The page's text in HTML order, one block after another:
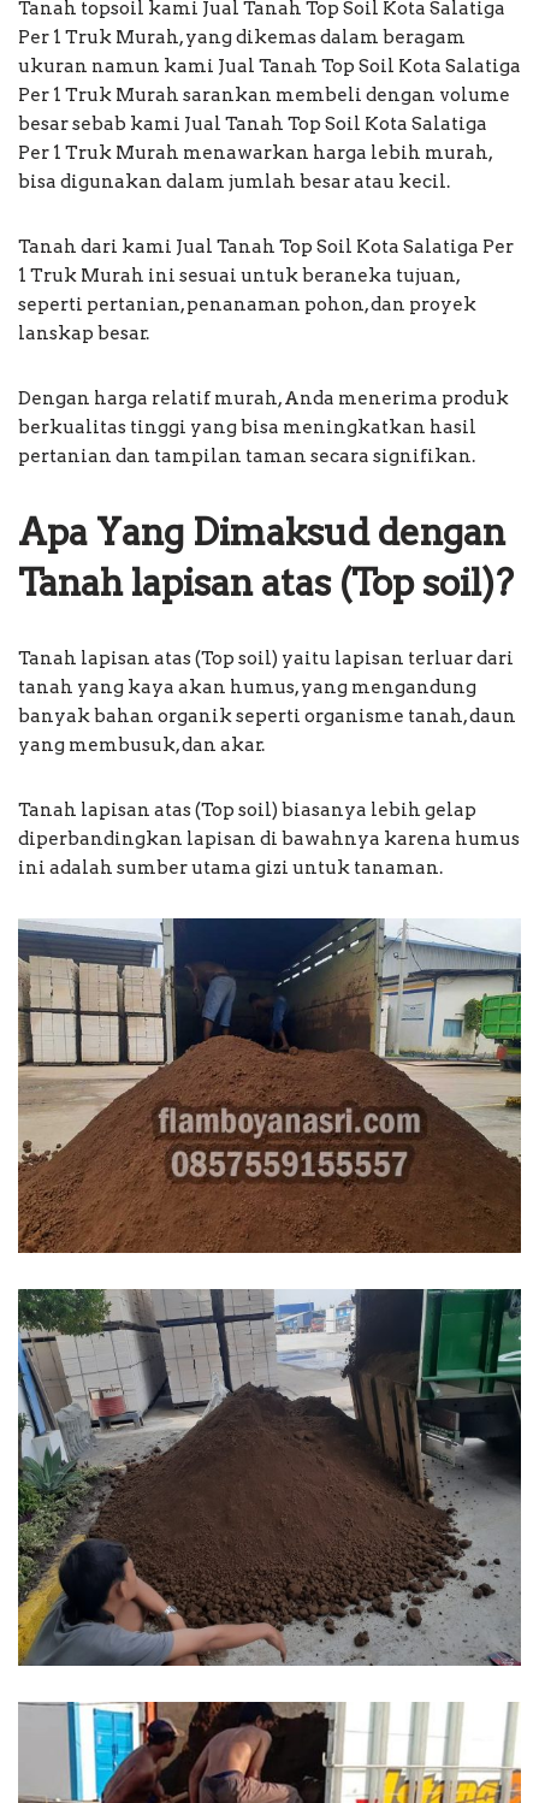
Tanah topsoil kami Jual Tanah Top Soil Kota Salatiga
Per 1 Truk Murah, yang dikemas dalam beragam
ukuran namun kami Jual Tanah Top Soil Kota Salatiga
Per 1 Truk Murah sarankan membeli dengan volume
besar sebab kami Jual Tanah Top Soil Kota Salatiga
Per 1 Truk Murah menawarkan harga lebih murah,
bisa digunakan dalam jumlah besar atau kecil.
Tanah dari kami Jual Tanah Top Soil Kota Salatiga Per
1 Truk Murah ini sesuai untuk beraneka tujuan,
seperti pertanian, penanaman pohon, dan proyek
lanskap besar.
Dengan harga relatif murah, Anda menerima produk
berkualitas tinggi yang bisa meningkatkan hasil
pertanian dan tampilan taman secara signifikan.
Apa Yang Dimaksud dengan
Tanah lapisan atas (Top soil)?
Tanah lapisan atas (Top soil) yaitu lapisan terluar dari
tanah yang kaya akan humus, yang mengandung
banyak bahan organik seperti organisme tanah, daun
yang membusuk, dan akar.
Tanah lapisan atas (Top soil) biasanya lebih gelap
diperbandingkan lapisan di bawahnya karena humus
ini adalah sumber utama gizi untuk tanaman.